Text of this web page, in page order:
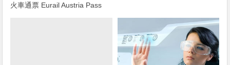
火車通票 Eurail Austria Pass